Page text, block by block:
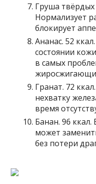
Груша твёрдых
Нормализует
блокирует
Ананас. 52
состоянии
в самых
Гранат. 72
нехватку
время
Банан. 96
может
без потери